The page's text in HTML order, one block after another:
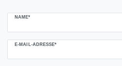
NAME*
E-MAIL-ADRESSE*